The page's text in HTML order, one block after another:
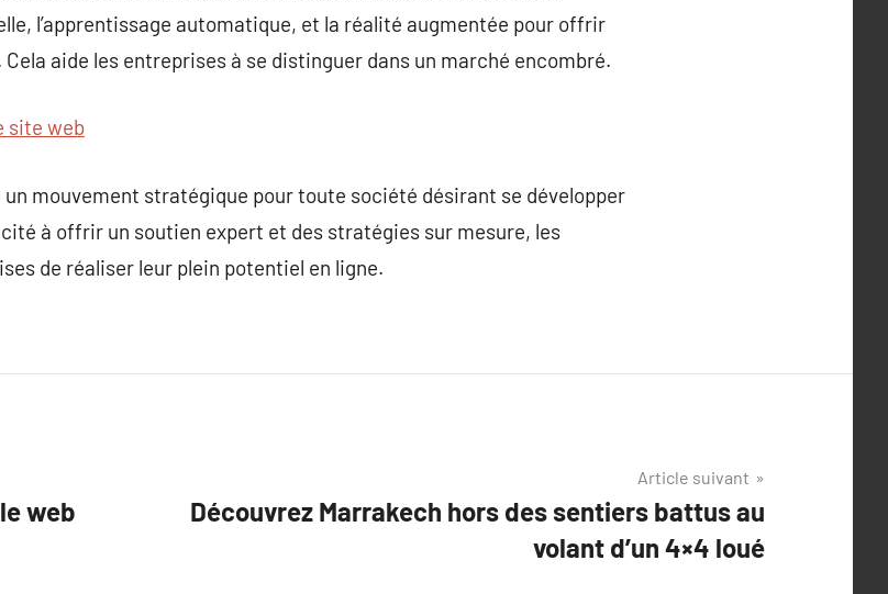
l’apprentissage automatique, et la réalité augmentée pour offrir
aide les entreprises à se distinguer dans un marché encombré.
site web
mouvement stratégique pour toute société désirant se développer
à offrir un soutien expert et des stratégies sur mesure, les
de réaliser leur plein potentiel en ligne.
web
Article suivant
Découvrez Marrakech hors des sentiers battus au
volant d’un 4×4 loué